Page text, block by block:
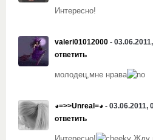
Интересно!
valeri01012000 -
ответить
молодец,мне нрава
◕=>>Unreal=◕ - 03.06.2011,
ответить